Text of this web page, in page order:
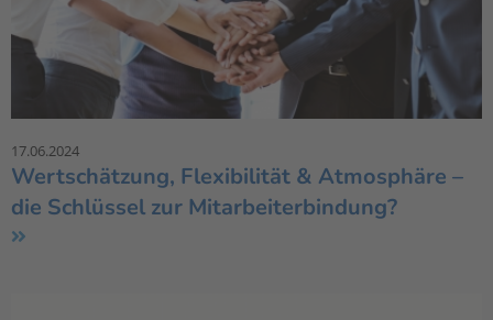
17.06.2024
Wertschätzung, Flexibilität & Atmosphäre –
die Schlüssel zur Mitarbeiterbindung?